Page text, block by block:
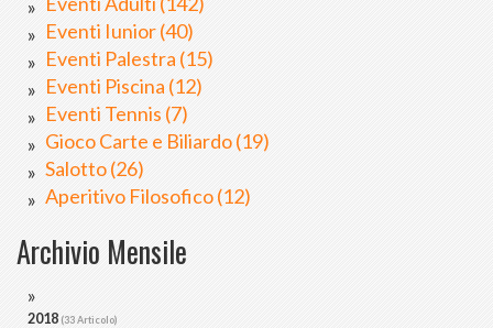
Eventi Iunior (40)
Eventi Palestra (15)
Eventi Piscina (12)
Eventi Tennis (7)
Gioco Carte e Biliardo (19)
Salotto (26)
Aperitivo Filosofico (12)
Archivio Mensile
2018 (33 Articolo)